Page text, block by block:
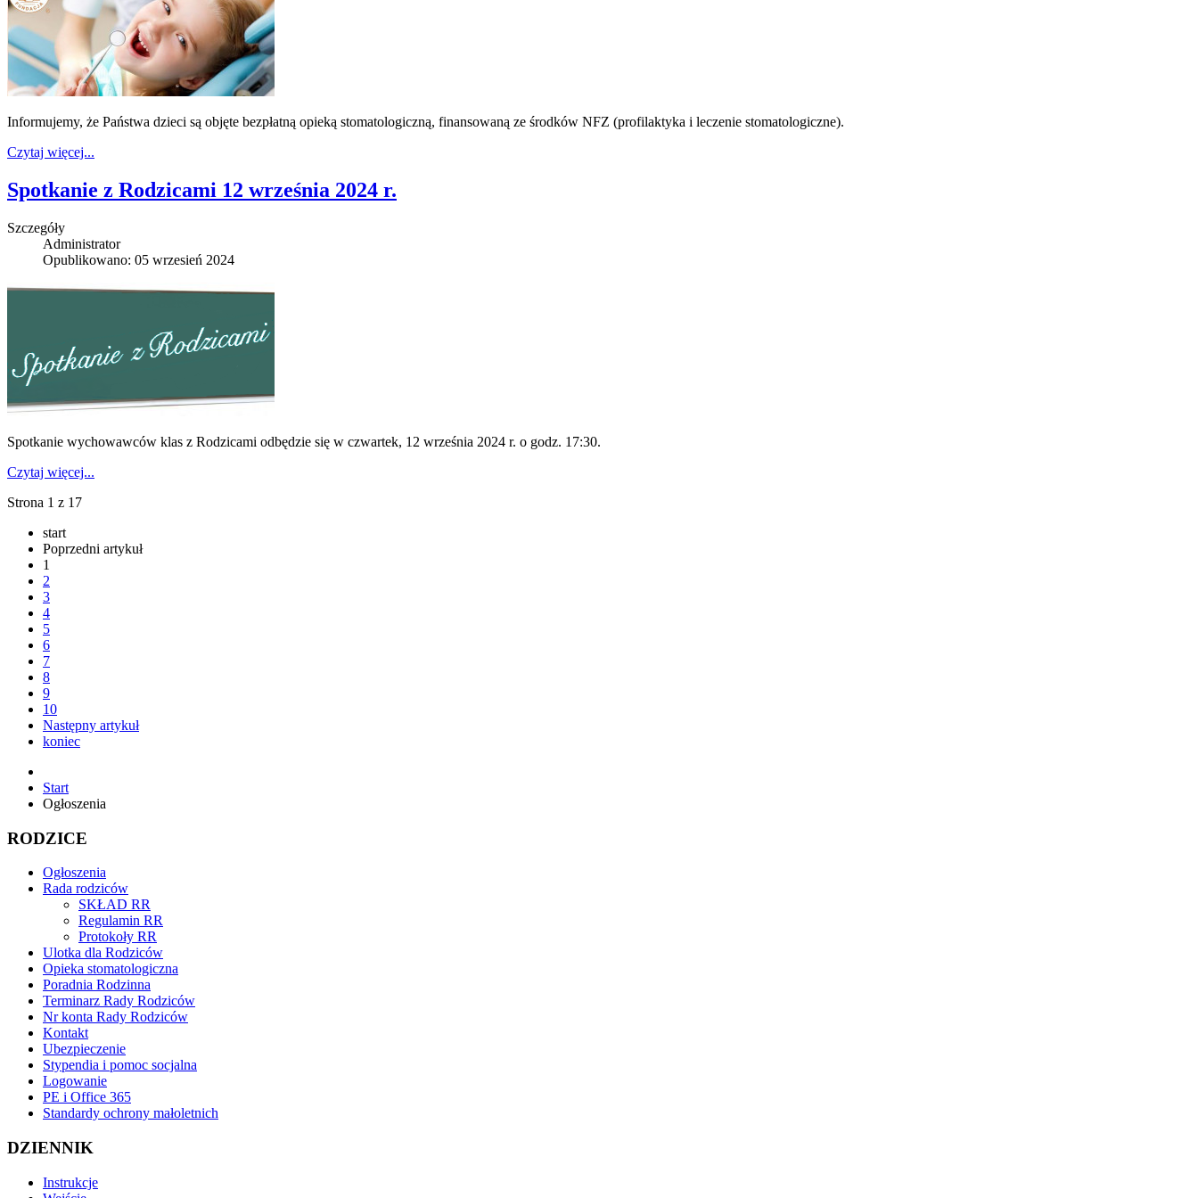
Informujemy, że Państwa dzieci są objęte bezpłatną opieką stomatologiczną, finansowaną ze środków NFZ (profilaktyka i leczenie stomatologiczne).
Czytaj więcej...
Spotkanie z Rodzicami 12 września 2024 r.
Szczegóły
Administrator
Opublikowano: 05 wrzesień 2024
Spotkanie wychowawców klas z Rodzicami odbędzie się w czwartek, 12 września 2024 r. o godz. 17:30.
Czytaj więcej...
Strona 1 z 17
start
Poprzedni artykuł
1
2
3
4
5
6
7
8
9
10
Następny artykuł
koniec
Start
Ogłoszenia
RODZICE
Ogłoszenia
Rada rodziców
SKŁAD RR
Regulamin RR
Protokoły RR
Ulotka dla Rodziców
Opieka stomatologiczna
Poradnia Rodzinna
Terminarz Rady Rodziców
Nr konta Rady Rodziców
Kontakt
Ubezpieczenie
Stypendia i pomoc socjalna
Logowanie
PE i Office 365
Standardy ochrony małoletnich
DZIENNIK
Instrukcje